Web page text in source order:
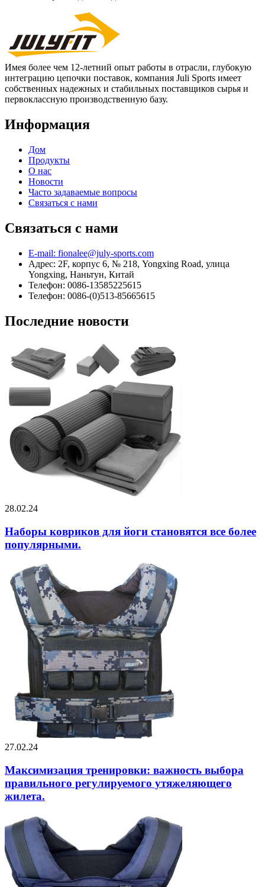
Имея более чем 12-летний опыт работы в отрасли, глубокую
интеграцию цепочки поставок, компания Juli Sports имеет
собственных надежных и стабильных поставщиков сырья и
первоклассную производственную базу.
Информация
Дом
Продукты
О нас
Новости
Часто задаваемые вопросы
Связаться с нами
Связаться с нами
E-mail: fionalee@july-sports.com
Адрес: 2F, корпус 6, № 218, Yongxing Road, улица
Yongxing, Наньтун, Китай
Телефон: 0086-13585225615
Телефон: 0086-(0)513-85665615
Последние новости
28.02.24
Наборы ковриков для йоги становятся все более
популярными.
27.02.24
Максимизация тренировки: важность выбора
правильного регулируемого утяжеляющего
жилета.